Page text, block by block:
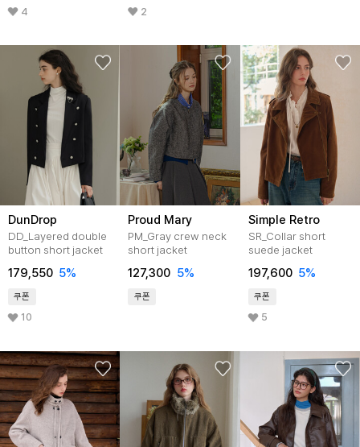
4 2
DunDrop
DD_Layered double
button short jacket
179,550 5%
쿠폰
10
Proud Mary
PM_Gray crew neck
short jacket
127,300 5%
쿠폰
Simple Retro
SR_Collar short
suede jacket
197,600 5%
쿠폰
5